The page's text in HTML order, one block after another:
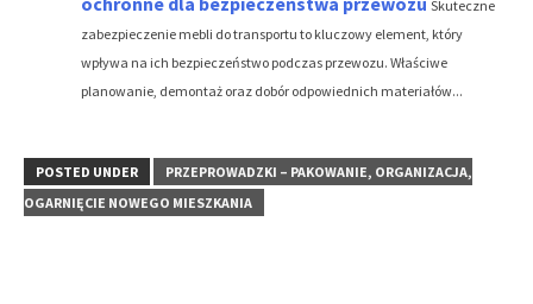
Skuteczne
zabezpieczenie mebli do transportu to kluczowy element, który
wpływa na ich bezpieczeństwo podczas przewozu. Właściwe
planowanie, demontaż oraz dobór odpowiednich materiałów...
POSTED UNDER
PRZEPROWADZKI – PAKOWANIE, ORGANIZACJA,
OGARNIĘCIE NOWEGO MIESZKANIA